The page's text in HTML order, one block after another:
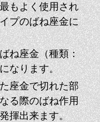
もよく使用され
プのばね座金に
ね座金（種類：
なります。
座金で切れた部
る際のばね作用
揮出来ます。